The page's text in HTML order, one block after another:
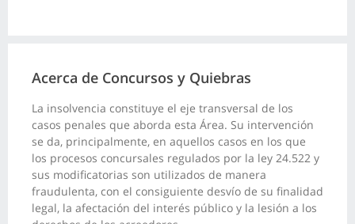
Acerca de Concursos y Quiebras
La insolvencia constituye el eje transversal de los
casos penales que aborda esta Área. Su intervención
se da, principalmente, en aquellos casos en los que
los procesos concursales regulados por la ley 24.522 y
sus modificatorias son utilizados de manera
fraudulenta, con el consiguiente desvío de su finalidad
legal, la afectación del interés público y la lesión a los